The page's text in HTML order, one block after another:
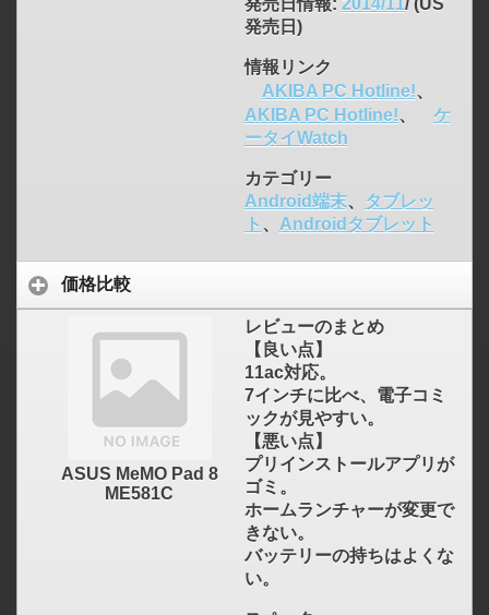
発売日情報: 2014/11/ (US
発売日)
情報リンク
AKIBA PC Hotline!、
AKIBA PC Hotline!、
ケ
ータイWatch
カテゴリー
Android端末、
タブレッ
ト 、 Androidタブレット
価格比較
ASUS MeMO Pad 8
ME581C
レビューのまとめ
【良い点】
11ac対応。
7インチに比べ、電子コミ
ックが見やすい。
【悪い点】
プリインストールアプリが
ゴミ。
ホームランチャーが変更で
きない。
バッテリーの持ちはよくな
い。